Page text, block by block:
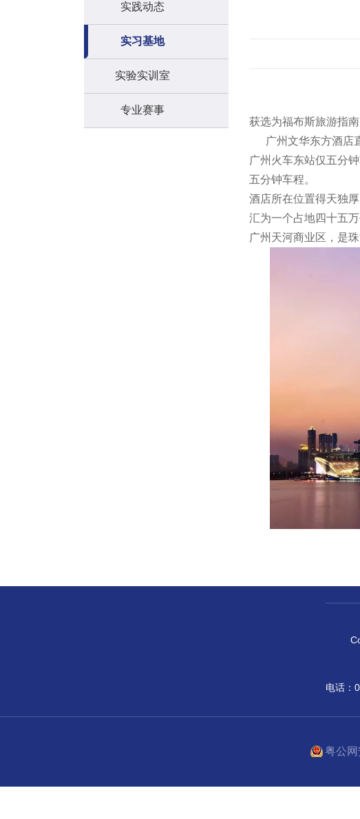
实践动态
实习基地
实验实训室
专业赛事
获选为福布斯旅游指
广州文华东方酒店
广州火车东站仅五分
五分钟车程。
酒店所在位置得天独
汇为一个占地四十五
广州天河商业区，是
电话：
粤公